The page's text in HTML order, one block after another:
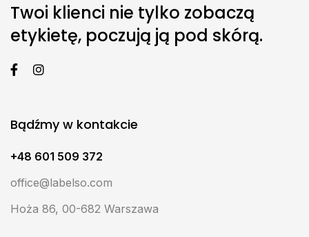
Twoi klienci nie tylko zobaczą
etykietę, poczują ją pod skórą.
Bądźmy w kontakcie
+48 601 509 372
office@labelso.com
Hoża 86, 00-682 Warszawa